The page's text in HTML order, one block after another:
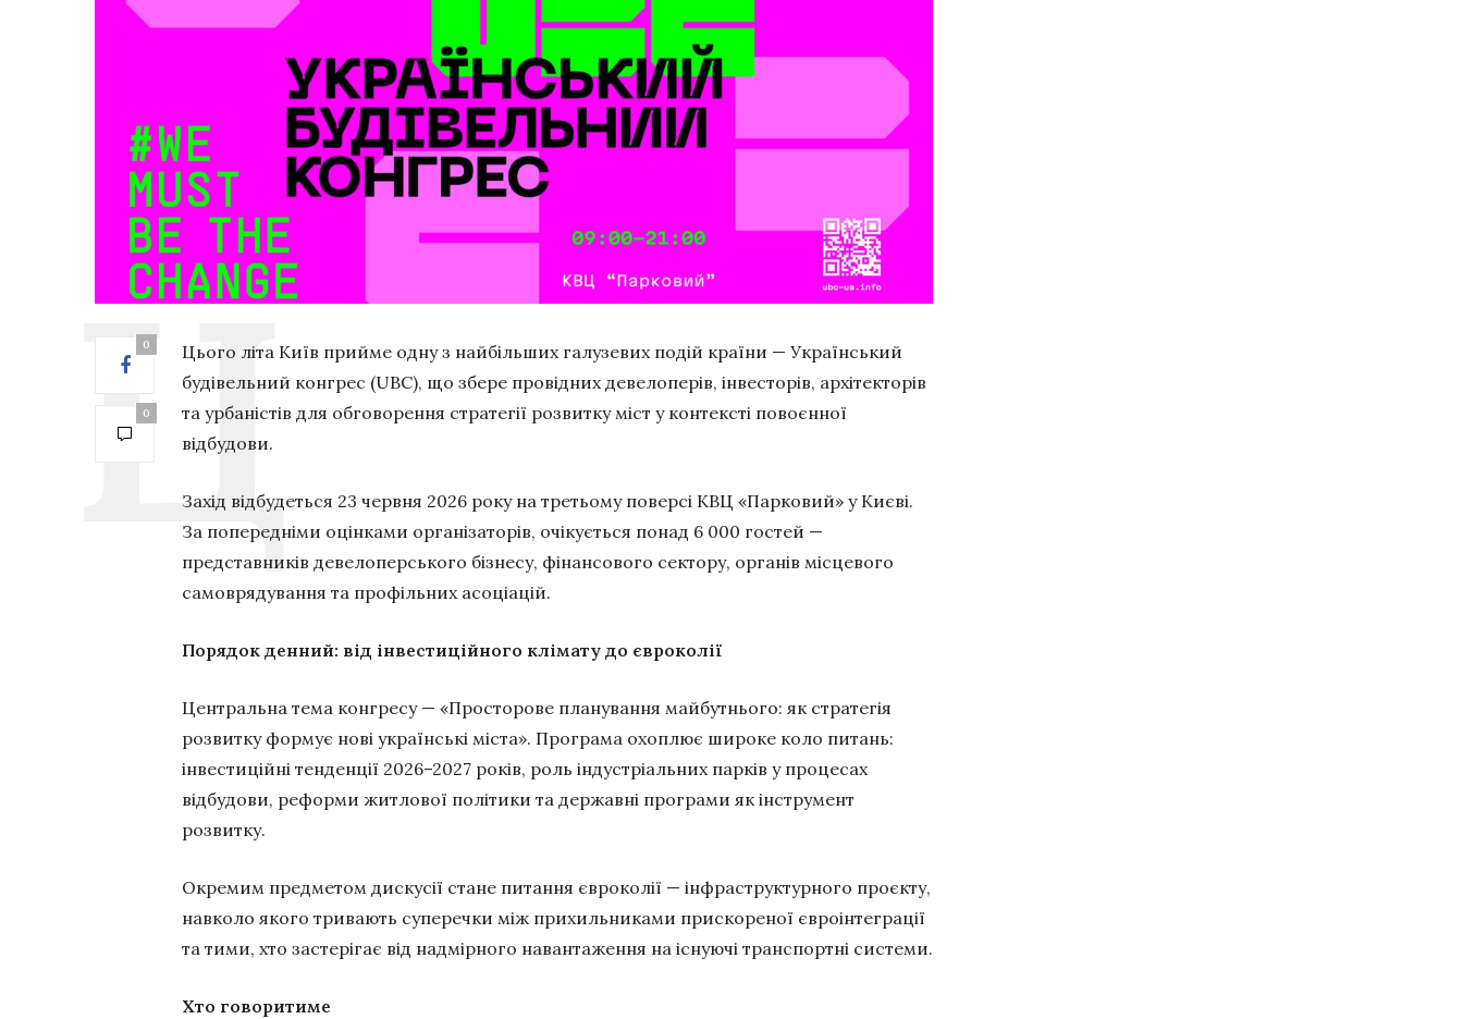
0
0
Цього літа Київ прийме одну з найбільших галузевих подій країни — Український
будівельний конгрес (UBC), що збере провідних девелоперів, інвесторів, архітекторів
та урбаністів для обговорення стратегії розвитку міст у контексті повоєнної
відбудови.
Захід відбудеться 23 червня 2026 року на третьому поверсі КВЦ «Парковий» у Києві.
За попередніми оцінками організаторів, очікується понад 6 000 гостей —
представників девелоперського бізнесу, фінансового сектору, органів місцевого
самоврядування та профільних асоціацій.
Порядок денний: від інвестиційного клімату до євроколії
Центральна тема конгресу — «Просторове планування майбутнього: як стратегія
розвитку формує нові українські міста». Програма охоплює широке коло питань:
інвестиційні тенденції 2026–2027 років, роль індустріальних парків у процесах
відбудови, реформи житлової політики та державні програми як інструмент
розвитку.
Окремим предметом дискусії стане питання євроколії — інфраструктурного проєкту,
навколо якого тривають суперечки між прихильниками прискореної євроінтеграції
та тими, хто застерігає від надмірного навантаження на існуючі транспортні системи.
Хто говоритиме